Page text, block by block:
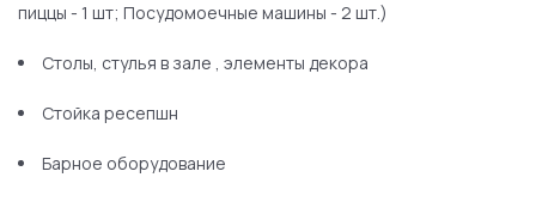
пиццы - 1 шт; Посудомоечные машины - 2 шт.)
Столы, стулья в зале , элементы декора
Стойка ресепшн
Барное оборудование